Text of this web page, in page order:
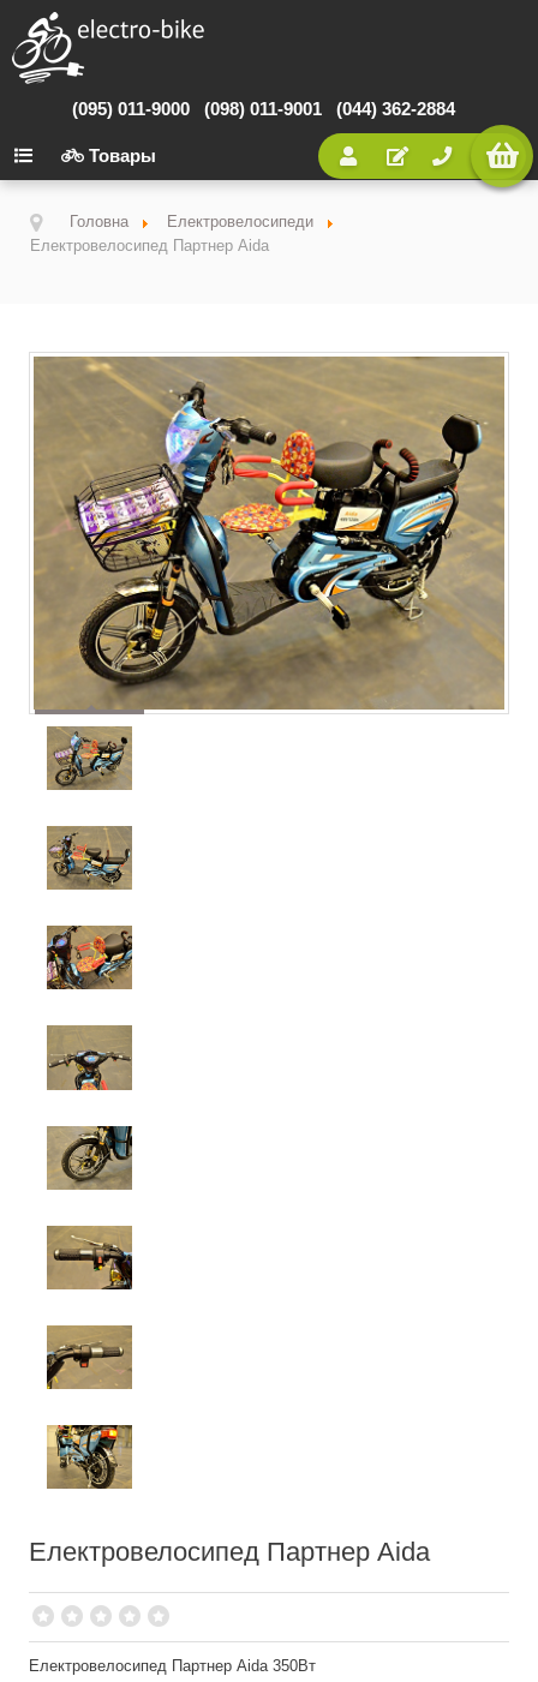
(095) 011-9000 (098) 011-9001 (044) 362-2884
Товары
Головна
Електровелосипеди
Електровелосипед Партнер Aida
Електровелосипед Партнер Aida
Електровелосипед Партнер Aida 350Вт